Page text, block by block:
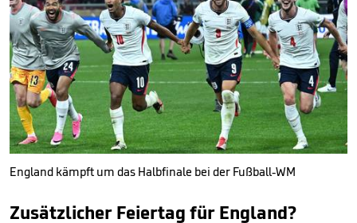
England kämpft um das Halbfinale bei der Fußball-WM
Zusätzlicher Feiertag für England?